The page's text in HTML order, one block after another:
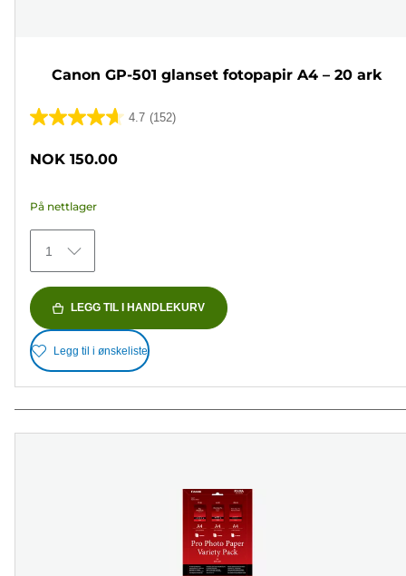
Canon GP-501 glanset fotopapir A4 – 20 ark
4.7 (152)
4.7
5
152
omtaler
NOK 150.00
På nettlager
1
LEGG TIL I HANDLEKURV
Legg til i ønskeliste